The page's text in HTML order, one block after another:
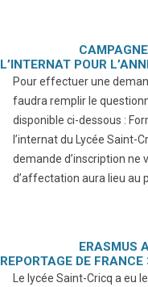
L’INTERNAT POUR
Pour effectuer une
faudra remplir le
disponible ci-dessous :
l’internat du Lycée Saint-
demande d’inscription ne
d’affectation aura lieu au
ERASMUS
REPORTAGE DE FRANCE
Le lycée Saint-Cricq a eu